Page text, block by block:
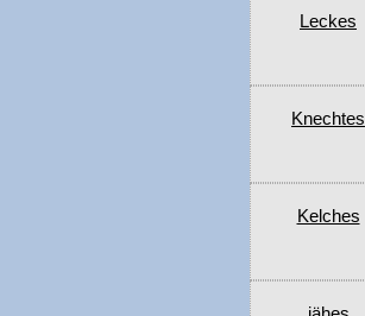
Leckes
Knechtes
Kelches